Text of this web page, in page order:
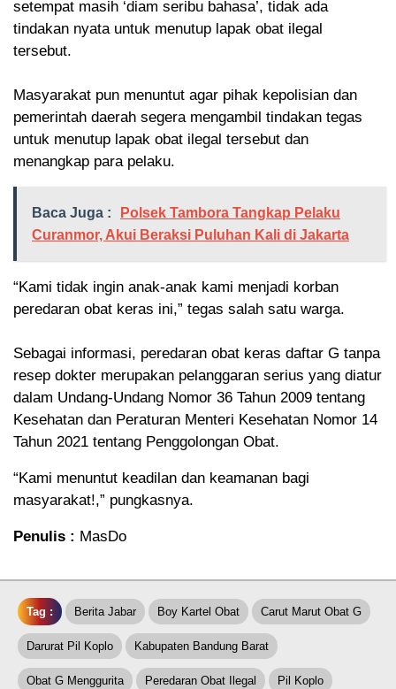
setempat masih ‘diam seribu bahasa’, tidak ada
tindakan nyata untuk menutup lapak obat ilegal
tersebut.
‎Masyarakat pun menuntut agar pihak kepolisian dan
pemerintah daerah segera mengambil tindakan tegas
untuk menutup lapak obat ilegal tersebut dan
menangkap para pelaku.
Baca Juga :
Polsek Tambora Tangkap Pelaku
Curanmor, Akui Beraksi Puluhan Kali di Jakarta
“Kami tidak ingin anak-anak kami menjadi korban
peredaran obat keras ini,” tegas salah satu warga.
‎Sebagai informasi, peredaran obat keras daftar G tanpa
resep dokter merupakan pelanggaran serius yang diatur
dalam Undang-Undang Nomor 36 Tahun 2009 tentang
Kesehatan dan Peraturan Menteri Kesehatan Nomor 14
Tahun 2021 tentang Penggolongan Obat.
“Kami menuntut keadilan dan keamanan bagi
masyarakat!,” pungkasnya.
Penulis : MasDo
Tag : Berita Jabar Boy Kartel Obat Carut Marut Obat G
Darurat Pil Koplo Kabupaten Bandung Barat
Obat G Menggurita Peredaran Obat Ilegal Pil Koplo